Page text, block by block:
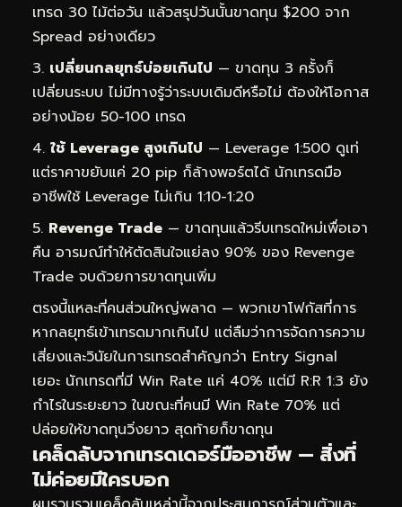
เทรด 30 ไม้ต่อวัน แล้วสรุปวันนั้นขาดทุน $200 จาก
Spread อย่างเดียว
เปลี่ยนกลยุทธ์บ่อยเกินไป — ขาดทุน 3 ครั้งก็
เปลี่ยนระบบ ไม่มีทางรู้ว่าระบบเดิมดีหรือไม่ ต้องให้โอกาส
อย่างน้อย 50-100 เทรด
ใช้ Leverage สูงเกินไป — Leverage 1:500 ดูเท่
แต่ราคาขยับแค่ 20 pip ก็ล้างพอร์ตได้ นักเทรดมือ
อาชีพใช้ Leverage ไม่เกิน 1:10-1:20
Revenge Trade — ขาดทุนแล้วรีบเทรดใหม่เพื่อเอา
คืน อารมณ์ทำให้ตัดสินใจแย่ลง 90% ของ Revenge
Trade จบด้วยการขาดทุนเพิ่ม
ตรงนี้แหละที่คนส่วนใหญ่พลาด — พวกเขาโฟกัสที่การ
หากลยุทธ์เข้าเทรดมากเกินไป แต่ลืมว่าการจัดการความ
เสี่ยงและวินัยในการเทรดสำคัญกว่า Entry Signal
เยอะ นักเทรดที่มี Win Rate แค่ 40% แต่มี R:R 1:3 ยัง
กำไรในระยะยาว ในขณะที่คนมี Win Rate 70% แต่
ปล่อยให้ขาดทุนวิ่งยาว สุดท้ายก็ขาดทุน
เคล็ดลับจากเทรดเดอร์มืออาชีพ — สิ่งที่
ไม่ค่อยมีใครบอก